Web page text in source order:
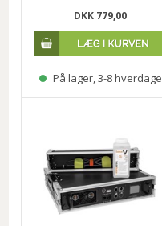
DKK 779,00
På lager, 3-8 hverdage